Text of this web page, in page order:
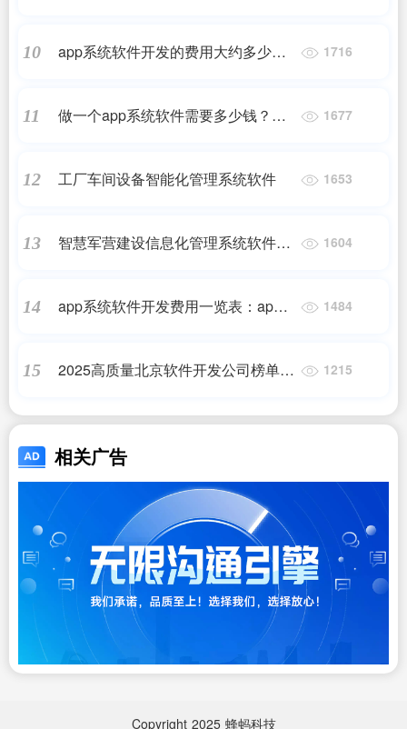
10
app系统软件开发的费用大约多少？
1716
11
做一个app系统软件需要多少钱？几
1677
12 工厂车间设备智能化管理系统软件 1653
13
智慧军营建设信息化管理系统软件平
1604
14
app系统软件开发费用一览表：app开
1484
15
2025高质量北京软件开发公司榜单，
1215
相关广告
Copyright 2025 蜂蚂科技